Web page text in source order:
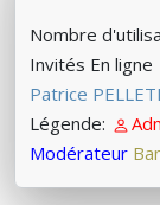
Nombre
Invités En ligne
Patrice
Légende:
Modérateur